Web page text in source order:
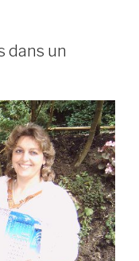
dans un